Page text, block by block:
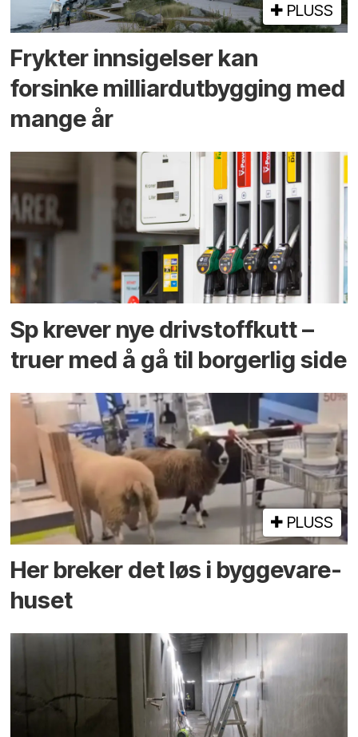
PLUSS
Frykter innsigelser kan
forsinke milliard­utbygging med
mange år
Sp krever nye drivstoffkutt –
truer med å gå til borgerlig side
PLUSS
Her breker det løs i bygge­vare­
huset